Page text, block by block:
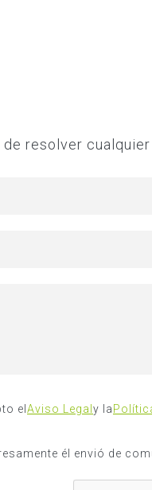
de resolver
el Aviso Legal y la
él envió de